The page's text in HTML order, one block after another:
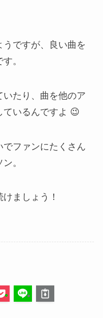
ですが、良い曲を
。
いたり、曲を他のア
ているんですよ 😉
ファンにたくさん
。
ましょう！